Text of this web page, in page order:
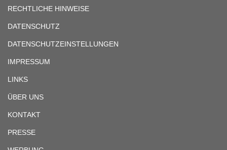
RECHTLICHE HINWEISE
DATENSCHUTZ
DATENSCHUTZEINSTELLUNGEN
IMPRESSUM
LINKS
ÜBER UNS
KONTAKT
PRESSE